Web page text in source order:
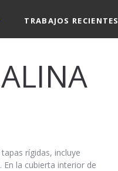
TRABAJOS RECIENTES
rígidas, incluye
En la cubierta interior de